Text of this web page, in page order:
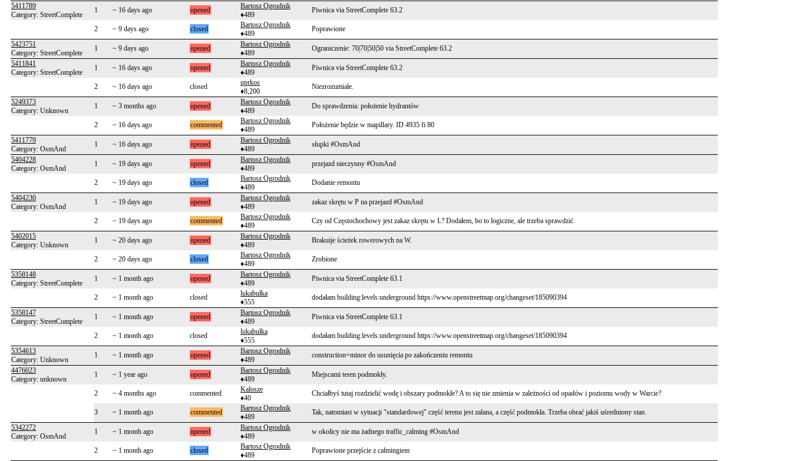
5411789
Category: StreetComplete
1 ~ 16 days ago opened
Bartosz Ogrodnik
♦489
Piwnica via StreetComplete 63.2
2 ~ 9 days ago closed
Bartosz Ogrodnik
♦489
Poprawione
5423751
Category: StreetComplete
1 ~ 9 days ago opened
Bartosz Ogrodnik
♦489
Ograniczenie: 70|70|50|50 via StreetComplete 63.2
5411841
Category: StreetComplete
1 ~ 16 days ago opened
Bartosz Ogrodnik
♦489
Piwnica via StreetComplete 63.2
2 ~ 16 days ago closed
uprkos
♦8,200
Niezrozumiałe.
5249373
Category: Unknown
1 ~ 3 months ago opened
Bartosz Ogrodnik
♦489
Do sprawdzenia: położenie hydrantów
2 ~ 16 days ago commented
Bartosz Ogrodnik
♦489
Położenie będzie w mapillary. ID 4935 fi 80
5411779
Category: OsmAnd
1 ~ 16 days ago opened
Bartosz Ogrodnik
♦489
słupki #OsmAnd
5404228
Category: OsmAnd
1 ~ 19 days ago opened
Bartosz Ogrodnik
♦489
przejazd nieczynny #OsmAnd
2 ~ 19 days ago closed
Bartosz Ogrodnik
♦489
Dodanie remontu
5404230
Category: OsmAnd
1 ~ 19 days ago opened
Bartosz Ogrodnik
♦489
zakaz skrętu w P na przejazd #OsmAnd
2 ~ 19 days ago commented
Bartosz Ogrodnik
♦489
Czy od Częstochochowy jest zakaz skrętu w L? Dodałem, bo to logiczne, ale trzeba sprawdzić.
5402015
Category: Unknown
1 ~ 20 days ago opened
Bartosz Ogrodnik
♦489
Brakuije ścieżek rowerowych na W.
2 ~ 20 days ago closed
Bartosz Ogrodnik
♦489
Zrobione
5358148
Category: StreetComplete
1 ~ 1 month ago opened
Bartosz Ogrodnik
♦489
Piwnica via StreetComplete 63.1
2 ~ 1 month ago closed
lukabułka
♦555
dodałam building:levels:underground https://www.openstreetmap.org/changeset/185090394
5358147
Category: StreetComplete
1 ~ 1 month ago opened
Bartosz Ogrodnik
♦489
Piwnica via StreetComplete 63.1
2 ~ 1 month ago closed
lukabułka
♦555
dodałam building:levels:underground https://www.openstreetmap.org/changeset/185090394
5354613
Category: Unknown
1 ~ 1 month ago opened
Bartosz Ogrodnik
♦489
construction=minor do usunięcia po zakończeniu remontu
4476023
Category: unknown
1 ~ 1 year ago opened
Bartosz Ogrodnik
♦489
Miejscami teren podmokły.
2 ~ 4 months ago commented
Kalosze
♦40
Chciałbyś tutaj rozdzielić wodę i obszary podmokłe? A to się nie zmienia w zależności od opadów i poziomu wody w Warcie?
3 ~ 1 month ago commented
Bartosz Ogrodnik
♦489
Tak, natomiast w sytuacji "standardowej" część terenu jest zalana, a część podmokła. Trzeba obrać jakiś uśredniony stan.
5342272
Category: OsmAnd
1 ~ 1 month ago opened
Bartosz Ogrodnik
♦489
w okolicy nie ma żadnego traffic_calming #OsmAnd
2 ~ 1 month ago closed
Bartosz Ogrodnik
♦489
Poprawione przejście z calmingiem